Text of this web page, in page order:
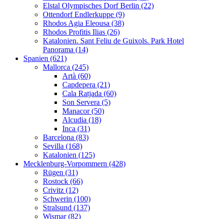
Elstal Olympisches Dorf Berlin (22)
Ottendorf Endlerkuppe (9)
Rhodos Agia Eleousa (38)
Rhodos Profitis Ilias (26)
Katalonien. Sant Feliu de Guixols. Park Hotel
Panorama (14)
Spanien (621)
Mallorca (245)
Artà (60)
Capdepera (21)
Cala Ratjada (60)
Son Servera (5)
Manacor (50)
Alcudia (18)
Inca (31)
Barcelona (83)
Sevilla (168)
Katalonien (125)
Mecklenburg-Vorpommern (428)
Rügen (31)
Rostock (66)
Crivitz (12)
Schwerin (100)
Stralsund (137)
Wismar (82)